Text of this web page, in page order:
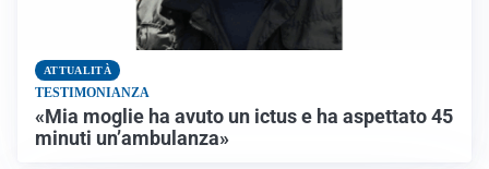
ATTUALITÀ
TESTIMONIANZA
«Mia moglie ha avuto un ictus e ha aspettato 45
minuti un’ambulanza»